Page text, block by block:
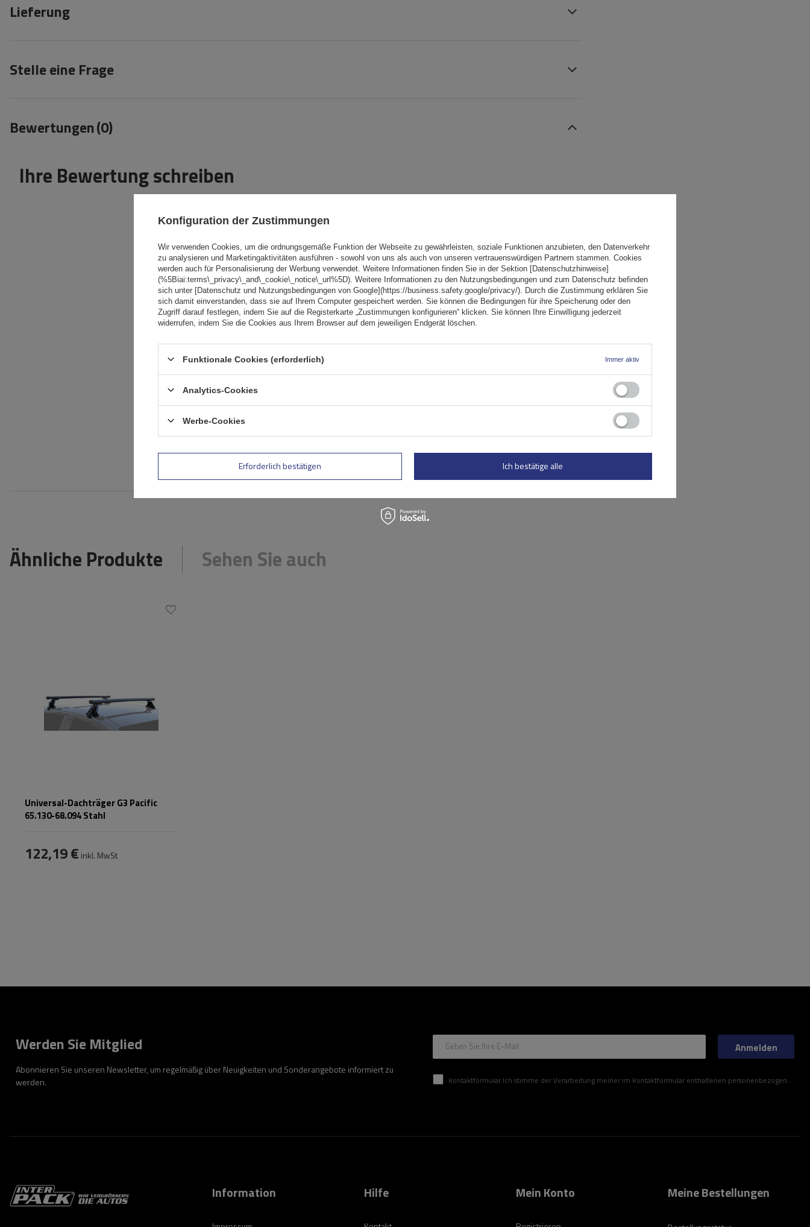
Lieferung
Stelle eine Frage
Bewertungen(0)
Ihre Bewertung schreiben
Inhalt Ihrer Bewertung
Ihr Produktfoto
hinzufügen:
Ihr Vorname
Ihre E-Mail-Adresse
Ähnliche Produkte Sehen Sie auch
Universal-Dachträger G3 Pacific
65.130-68.094 Stahl
122,19 € inkl. MwSt
Werden Sie Mitglied
Abonnieren Sie unseren Newsletter, um regelmäßig über Neuigkeiten und Sonderangebote informiert zu
werden.
Geben Sie Ihre E-Mail
Kontaktformular Ich stimme der Verarbeitung meiner im Kontaktformular enthaltenen personenbezogenen Daten gemäß der Verordnung (EU) des Europäischen Parlaments und des Rates zu.
Anmelden
Information Hilfe Mein Konto Meine Bestellungen
Konfiguration der Zustimmungen
Wir verwenden Cookies, um die ordnungsgemäße Funktion der Webseite zu gewährleisten, soziale Funktionen anzubieten, den Datenverkehr
zu analysieren und Marketingaktivitäten ausführen - sowohl von uns als auch von unseren vertrauenswürdigen Partnern stammen. Cookies
werden auch für Personalisierung der Werbung verwendet. Weitere Informationen finden Sie in der Sektion [Datenschutzhinweise]
(%5Biai:terms\_privacy\_and\_cookie\_notice\_url%5D). Weitere Informationen zu den Nutzungsbedingungen und zum Datenschutz befinden
sich unter [Datenschutz und Nutzungsbedingungen von Google](https://business.safety.google/privacy/). Durch die Zustimmung erklären Sie
sich damit einverstanden, dass sie auf Ihrem Computer gespeichert werden. Sie können die Bedingungen für ihre Speicherung oder den
Zugriff darauf festlegen, indem Sie auf die Registerkarte „Zustimmungen konfigurieren“ klicken. Sie können Ihre Einwilligung jederzeit
widerrufen, indem Sie die Cookies aus Ihrem Browser auf dem jeweiligen Endgerät löschen.
Funktionale Cookies (erforderlich) Immer aktiv
Analytics-Cookies
Werbe-Cookies
Erforderlich bestätigen Ich bestätige alle